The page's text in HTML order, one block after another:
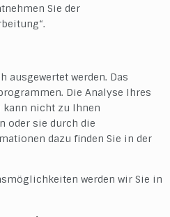
Sie der
ausgewertet werden. Das
Die Analyse Ihres
kann nicht zu Ihnen
oder sie durch die
dazu finden Sie in der
werden wir Sie in